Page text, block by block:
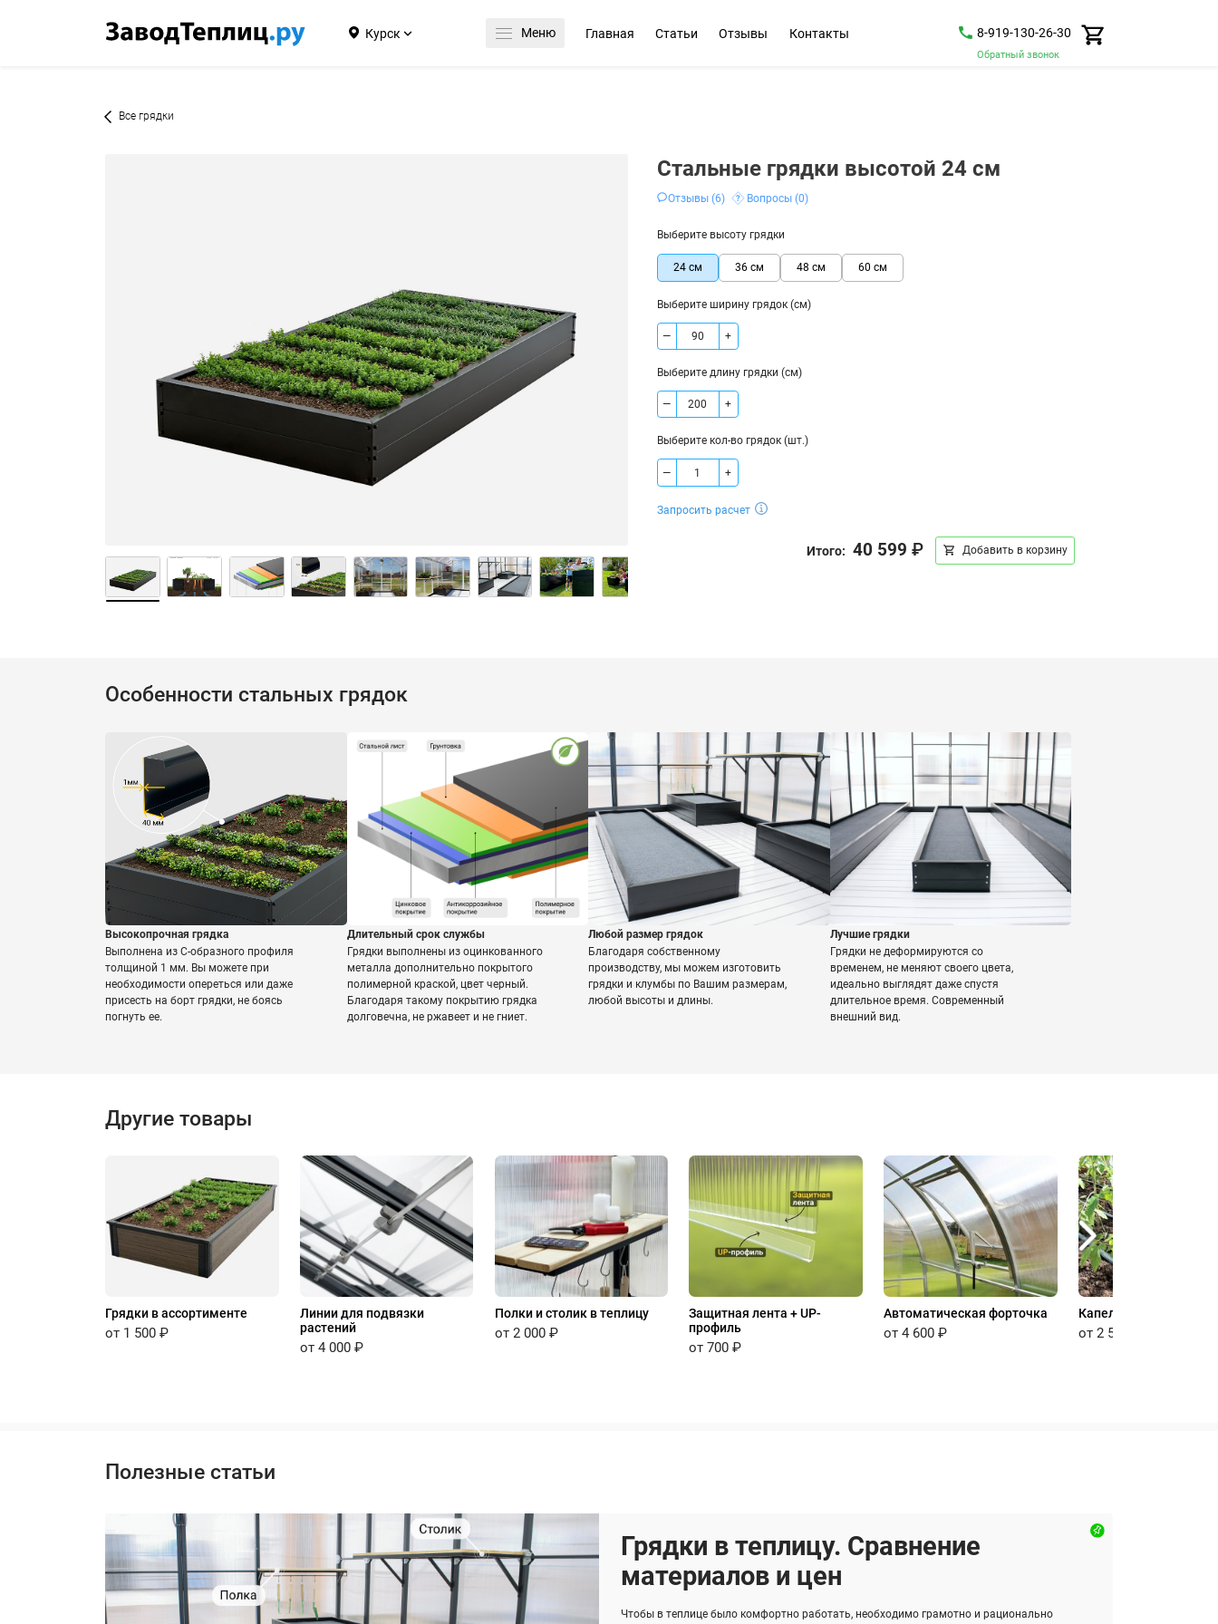
Курск Меню Главная Статьи Отзывы Контакты 8-919-130-26-30
Обратный звонок
Все грядки
Стальные грядки высотой 24 см
Отзывы (6) Вопросы (0)
Выберите высоту грядки
24 см 36 см 48 см 60 см
Выберите ширину грядок (см)
— +
Выберите длину грядки (см)
— +
Выберите кол-во грядок (шт.)
— +
Запросить расчет
Итого: 40 599₽ Добавить в корзину
Особенности стальных грядок
Высокопрочная грядка
Выполнена из С-образного профиля
толщиной 1 мм. Вы можете при
необходимости опереться или даже
присесть на борт грядки, не боясь
погнуть ее.
Длительный срок службы
Грядки выполнены из оцинкованного
металла дополнительно покрытого
полимерной краской, цвет черный.
Благодаря такому покрытию грядка
долговечна, не ржавеет и не гниет.
Любой размер грядок
Благодаря собственному
производству, мы можем изготовить
грядки и клумбы по Вашим размерам,
любой высоты и длины.
Лучшие грядки
Грядки не деформируются со
временем, не меняют своего цвета,
идеально выглядят даже спустя
длительное время. Современный
внешний вид.
Другие товары
Грядки в ассортименте
от 1 500 ₽
Линии для подвязки
растений
от 4 000 ₽
Полки и столик в теплицу
от 2 000 ₽
Защитная лента + UP-
профиль
от 700 ₽
Автоматическая форточка
от 4 600 ₽
Капельный полив
от 2 500 ₽
Полезные статьи
Грядки в теплицу. Сравнение
материалов и цен
Чтобы в теплице было комфортно работать, необходимо грамотно и рационально